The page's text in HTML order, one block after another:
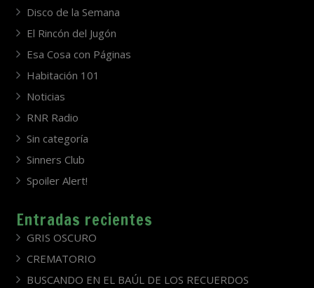
Disco de la Semana
El Rincón del Jugón
Esa Cosa con Páginas
Habitación 101
Noticias
RNR Radio
Sin categoría
Sinners Club
Spoiler Alert!
Entradas recientes
GRIS OSCURO
CREMATORIO
BUSCANDO EN EL BAÚL DE LOS RECUERDOS